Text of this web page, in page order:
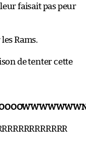
faisait pas peur
Rams.
de tenter cette